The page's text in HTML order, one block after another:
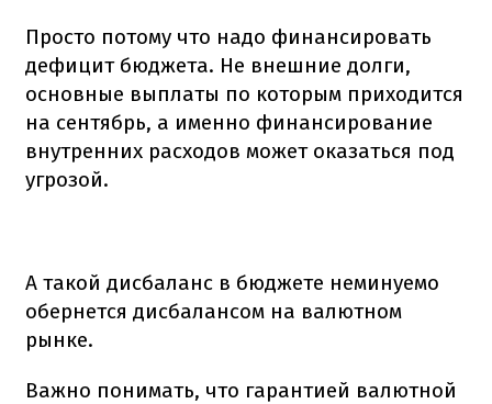
Просто потому что надо финансировать
дефицит бюджета. Не внешние долги,
основные выплаты по которым приходится
на сентябрь, а именно финансирование
внутренних расходов может оказаться под
угрозой.
А такой дисбаланс в бюджете неминуемо
обернется дисбалансом на валютном
рынке.
Важно понимать, что гарантией валютной